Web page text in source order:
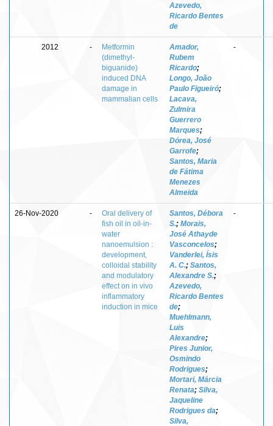
Azevedo,
Ricardo Bentes
de
2012 -
Metformin
(dimethyl-
biguanide)
induced DNA
damage in
mammalian cells
Amador,
Rubem
Ricardo;
Longo, João
Paulo Figueiró;
Lacava,
Zulmira
Guerrero
Marques;
Dórea, José
Garrofe;
Santos, Maria
de Fátima
Menezes
Almeida
-
26-Nov-2020 -
Oral delivery of
fish oil in oil-in-
water
nanoemulsion :
development,
colloidal stability
and modulatory
effect on in vivo
inflammatory
induction in mice
Santos, Débora
S.; Morais,
José Athayde
Vasconcelos;
Vanderlei, Ísis
A. C.; Santos,
Alexandre S.;
Azevedo,
Ricardo Bentes
de;
Muehlmann,
Luis
Alexandre;
Pires Junior,
Osmindo
Rodrigues;
Mortari, Márcia
Renata; Silva,
Jaqueline
Rodrigues da;
Silva,
-